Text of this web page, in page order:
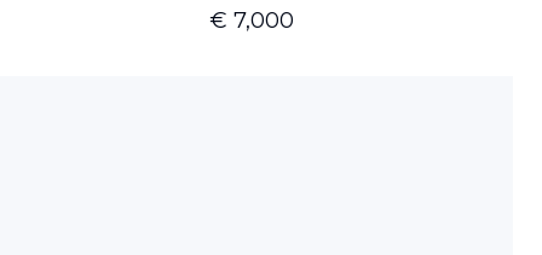
€ 7,000